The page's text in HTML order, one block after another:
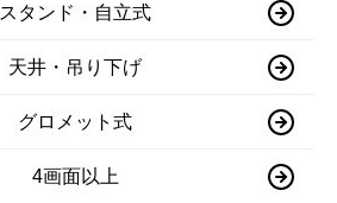
スタンド・自立式
天井・吊り下げ
グロメット式
4画面以上